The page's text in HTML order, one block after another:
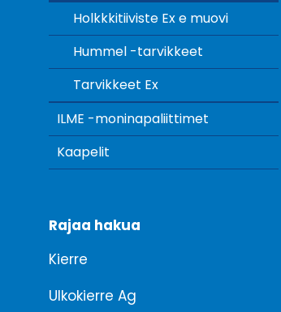
Holkkkitiiviste Ex e muovi
Hummel -tarvikkeet
Tarvikkeet Ex
ILME -moninapaliittimet
Kaapelit
Rajaa hakua
Kierre
Ulkokierre Ag